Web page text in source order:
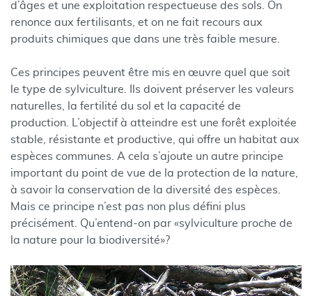
d’âges et une exploitation respectueuse des sols. On
renonce aux fertilisants, et on ne fait recours aux
produits chimiques que dans une très faible mesure.
Ces principes peuvent être mis en œuvre quel que soit
le type de sylviculture. Ils doivent préserver les valeurs
naturelles, la fertilité du sol et la capacité de
production. L’objectif à atteindre est une forêt exploitée
stable, résistante et productive, qui offre un habitat aux
espèces communes. A cela s’ajoute un autre principe
important du point de vue de la protection de la nature,
à savoir la conservation de la diversité des espèces.
Mais ce principe n’est pas non plus défini plus
précisément. Qu’entend-on par «sylviculture proche de
la nature pour la biodiversité»?